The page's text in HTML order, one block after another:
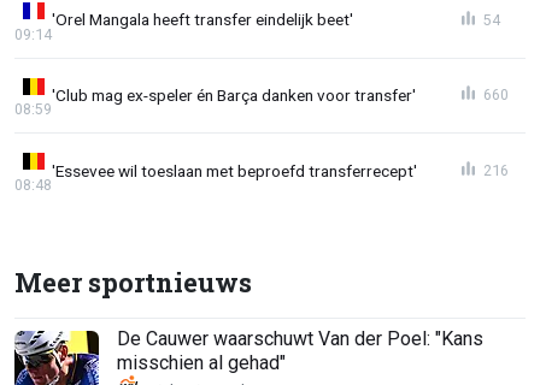
'Orel Mangala heeft transfer eindelijk beet'
09:14
54
'Club mag ex-speler én Barça danken voor transfer'
08:59
660
'Essevee wil toeslaan met beproefd transferrecept'
08:48
216
Meer sportnieuws
De Cauwer waarschuwt Van der Poel: "Kans
misschien al gehad"